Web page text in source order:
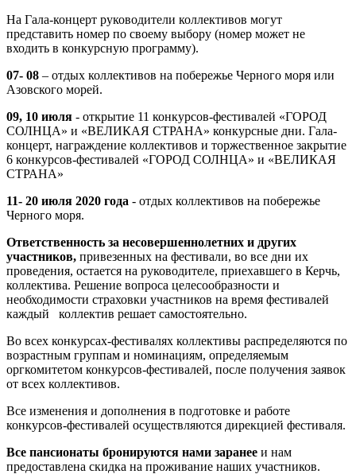
На Гала-концерт руководители коллективов могут
представить номер по своему выбору (номер может не
входить в конкурсную программу).
07- 08 – отдых коллективов на побережье Черного моря или
Азовского морей.
09, 10 июля - открытие 11 конкурсов-фестивалей «ГОРОД
СОЛНЦА» и «ВЕЛИКАЯ СТРАНА» конкурсные дни. Гала-
концерт, награждение коллективов и торжественное закрытие
6 конкурсов-фестивалей «ГОРОД СОЛНЦА» и «ВЕЛИКАЯ
СТРАНА»
11- 20 июля 2020 года - отдых коллективов на побережье
Черного моря.
Ответственность за несовершеннолетних и других
участников, привезенных на фестивали, во все дни их
проведения, остается на руководителе, приехавшего в Керчь,
коллектива. Решение вопроса целесообразности и
необходимости страховки участников на время фестивалей
каждый коллектив решает самостоятельно.
Во всех конкурсах-фестивалях коллективы распределяются по
возрастным группам и номинациям, определяемым
оргкомитетом конкурсов-фестивалей, после получения заявок
от всех коллективов.
Все изменения и дополнения в подготовке и работе
конкурсов-фестивалей осуществляются дирекцией фестиваля.
Все пансионаты бронируются нами заранее и нам
предоставлена скидка на проживание наших участников.